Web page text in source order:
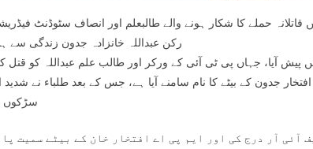
قاتلانہ حملے کا شکار ہونے والے طالبعلم اور انصاف سٹوڈنٹ
رکن عبداللہ خانزادہ جدون زندگی سے
پیش آیا، جہاں پی ٹی آئی کے ورکر اور طالب علم عبداللہ کو قتل
جدون کے بیٹے کا نام سامنے آیا ہے، جس کے بعد طلباء نے شدید
سڑکوں
آئی آر درج کی اور ایم پی اے افتخار خان کے بیٹے سمیت